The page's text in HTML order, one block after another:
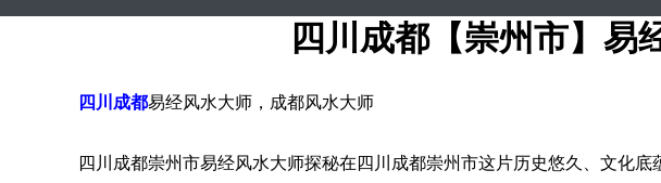
四川成都【崇州市】易
四川成都易经风水大师，成都风水大师
四川成都崇州市易经风水大师探秘在四川成都崇州市这片历史悠久、文化